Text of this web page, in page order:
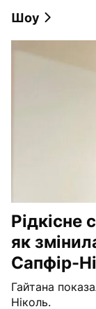
Шоу
Рідкісне
як
Сапфір-
Гайтана
Ніколь.